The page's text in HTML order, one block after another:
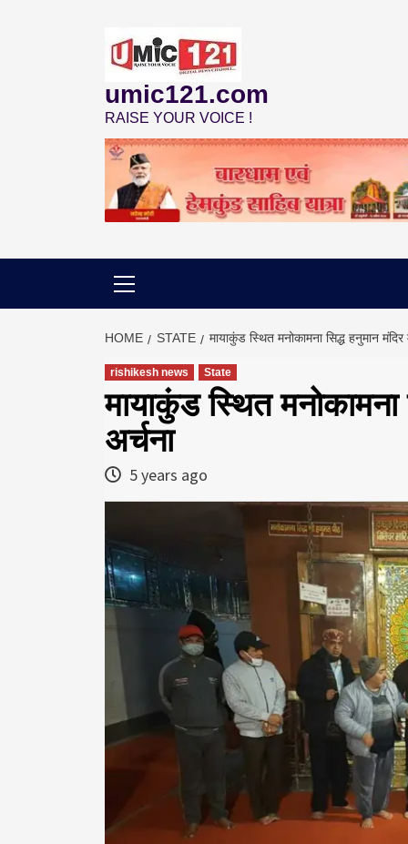
umic121.com
RAISE YOUR VOICE !
HOME STATE मायाकुंड स्थित मनोकामना सिद्ध हनुमान
rishikesh news State
मायाकुंड स्थित
अर्चना
5 years ago